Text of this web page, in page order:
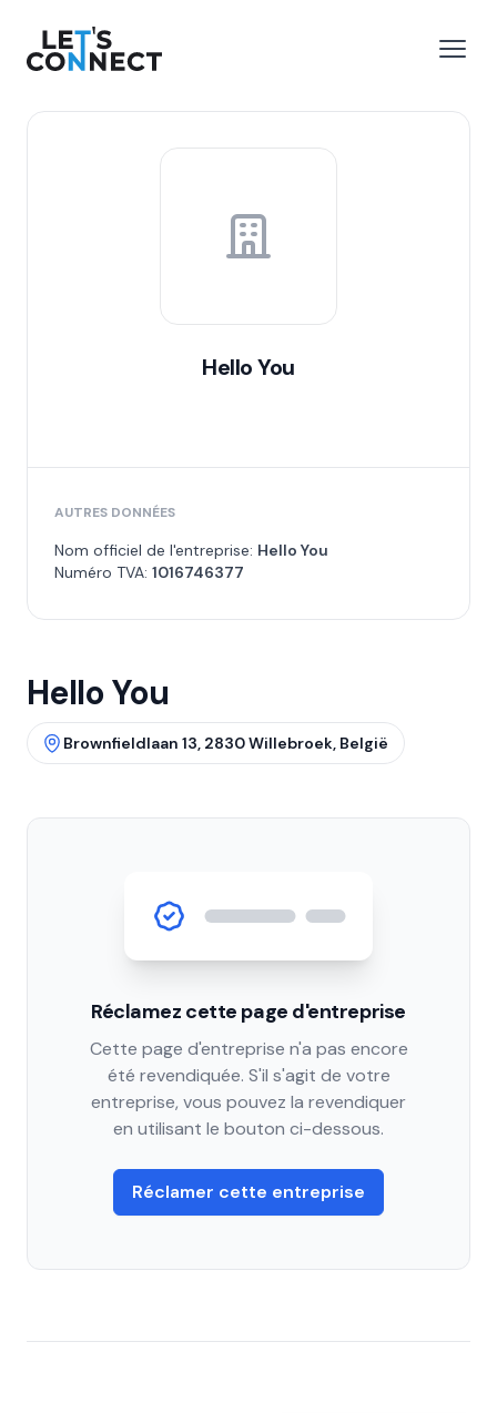
Let's Connect
le menu
Hello You
AUTRES DONNÉES
Nom officiel de l'entreprise: Hello You
Numéro TVA: 1016746377
Hello You
Brownfieldlaan 13, 2830 Willebroek, België
Réclamez cette page d'entreprise
Cette page d'entreprise n'a pas encore
été revendiquée. S'il s'agit de votre
entreprise, vous pouvez la revendiquer
en utilisant le bouton ci-dessous.
Réclamer cette entreprise